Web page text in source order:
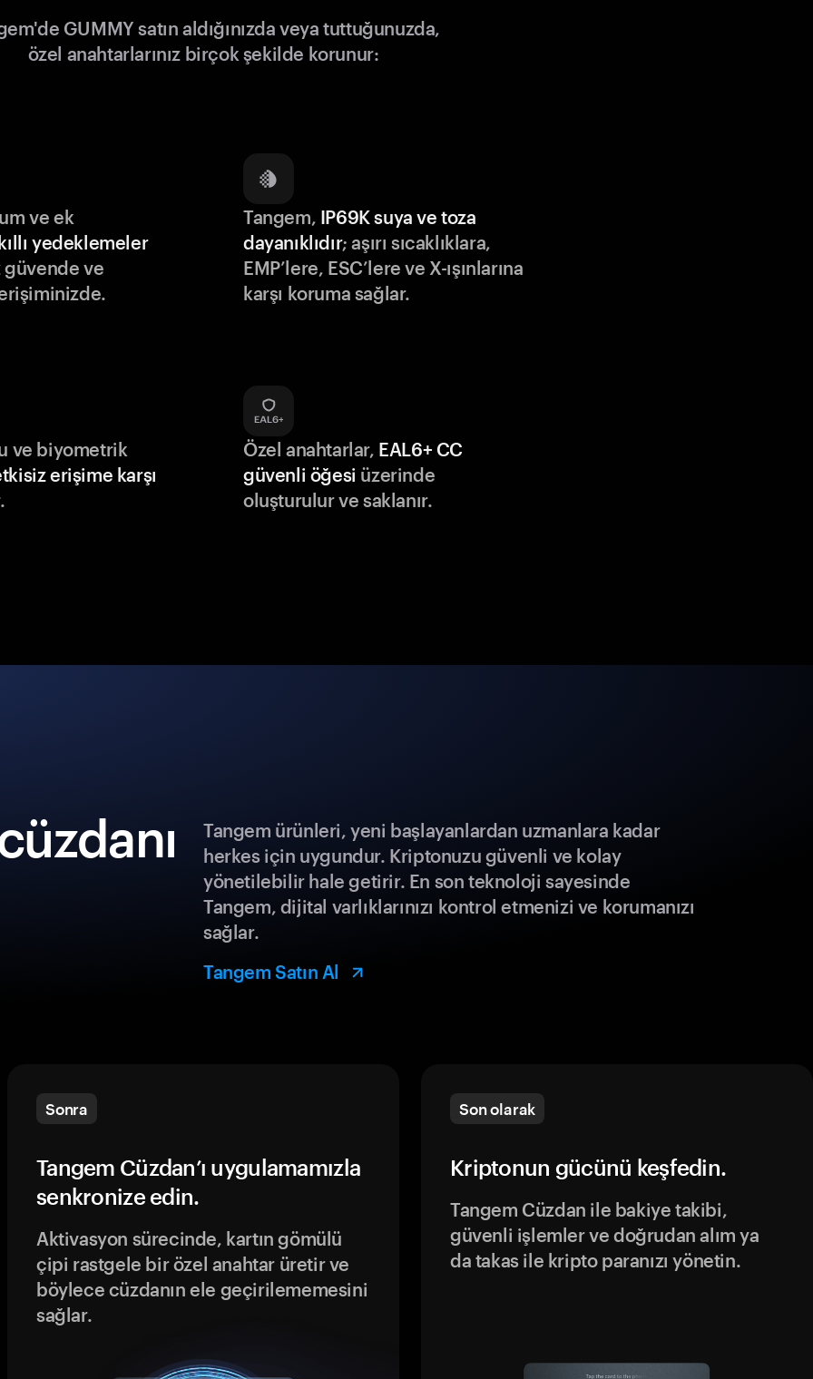
GUMMY satın aldığınızda veya tuttuğunuzda,
özel anahtarlarınız birçok şekilde korunur:
ve ek
yedeklemeler
güvende ve
Tangem, IP69K suya ve toza
dayanıklıdır; aşırı sıcaklıklara,
EMP’lere, ESC’lere ve X-ışınlarına
karşı koruma sağlar.
ve biyometrik
erişime karşı
.
Özel anahtarlar, EAL6+ CC
güvenli öğesi üzerinde
oluşturulur ve saklanır.
Tangem ürünleri, yeni başlayanlardan uzmanlara kadar
herkes için uygundur. Kriptonuzu güvenli ve kolay
yönetilebilir hale getirir. En son teknoloji sayesinde
Tangem, dijital varlıklarınızı kontrol etmenizi ve korumanızı
sağlar.
Tangem Satın Al
Sonra
Tangem Cüzdan’ı uygulamamızla
senkronize edin.
Aktivasyon sürecinde, kartın gömülü
çipi rastgele bir özel anahtar üretir ve
böylece cüzdanın ele geçirilememesini
sağlar.
Son olarak
Kriptonun gücünü keşfedin.
Tangem Cüzdan ile bakiye takibi,
güvenli işlemler ve doğrudan alım ya
da takas ile kripto paranızı yönetin.